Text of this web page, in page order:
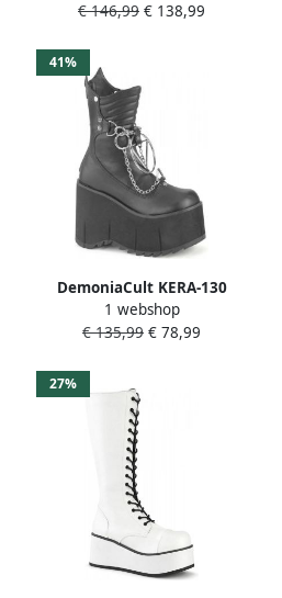
Groen
€ 146,99 € 138,99
41%
DemoniaCult KERA-130
Plateau Laarzen 42 Shoes
Zwart
1 webshop
€ 135,99 € 78,99
27%